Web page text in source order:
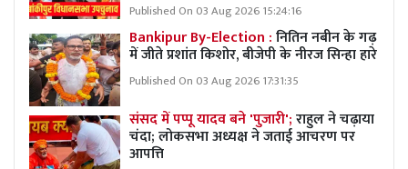
Published On 03 Aug 2026 15:24:16
Bankipur By-Election :नितिन नबीन के गढ़
में जीते प्रशांत किशोर, बीजेपी के नीरज सिन्हा हारे
Published On 03 Aug 2026 17:31:35
संसद में पप्पू यादव बने 'पुजारी';राहुल ने चढ़ाया
चंदा; लोकसभा अध्यक्ष ने जताई आचरण पर
आपत्ति